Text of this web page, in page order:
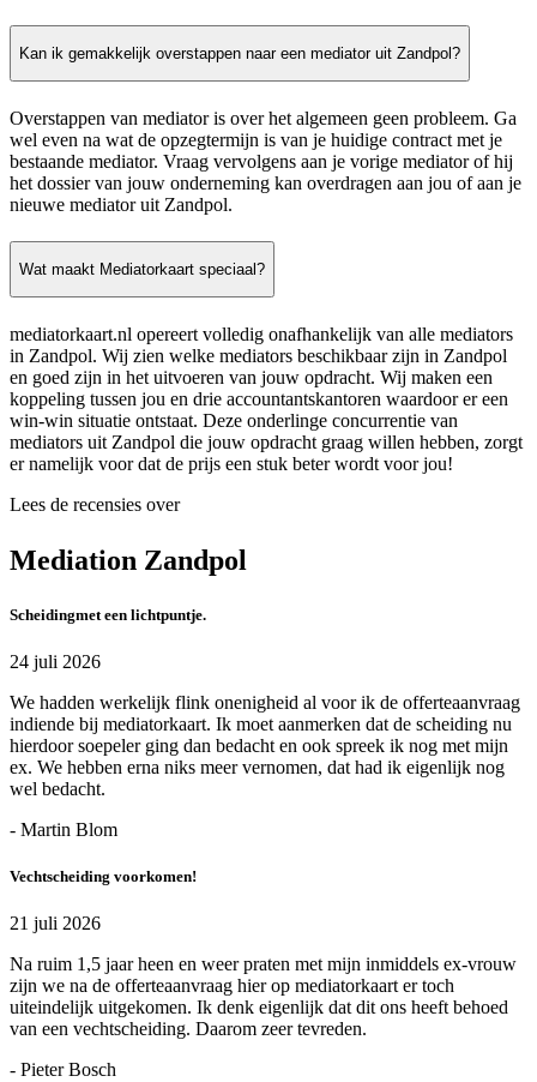
Kan ik gemakkelijk overstappen naar een mediator uit Zandpol?
Overstappen van mediator is over het algemeen geen probleem. Ga
wel even na wat de opzegtermijn is van je huidige contract met je
bestaande mediator. Vraag vervolgens aan je vorige mediator of hij
het dossier van jouw onderneming kan overdragen aan jou of aan je
nieuwe mediator uit Zandpol.
Wat maakt Mediatorkaart speciaal?
mediatorkaart.nl opereert volledig onafhankelijk van alle mediators
in Zandpol. Wij zien welke mediators beschikbaar zijn in Zandpol
en goed zijn in het uitvoeren van jouw opdracht. Wij maken een
koppeling tussen jou en drie accountantskantoren waardoor er een
win-win situatie ontstaat. Deze onderlinge concurrentie van
mediators uit Zandpol die jouw opdracht graag willen hebben, zorgt
er namelijk voor dat de prijs een stuk beter wordt voor jou!
Lees de recensies over
Mediation Zandpol
Scheidingmet een lichtpuntje.
24 juli 2026
We hadden werkelijk flink onenigheid al voor ik de offerteaanvraag
indiende bij mediatorkaart. Ik moet aanmerken dat de scheiding nu
hierdoor soepeler ging dan bedacht en ook spreek ik nog met mijn
ex. We hebben erna niks meer vernomen, dat had ik eigenlijk nog
wel bedacht.
- Martin Blom
Vechtscheiding voorkomen!
21 juli 2026
Na ruim 1,5 jaar heen en weer praten met mijn inmiddels ex-vrouw
zijn we na de offerteaanvraag hier op mediatorkaart er toch
uiteindelijk uitgekomen. Ik denk eigenlijk dat dit ons heeft behoed
van een vechtscheiding. Daarom zeer tevreden.
- Pieter Bosch